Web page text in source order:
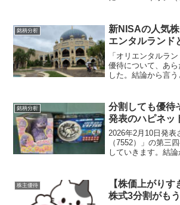
施。そのときの株価
ら基本的には上...
銘柄分析
新NISAの人気
エンタルランド
「オリエンタルラ
優待について、あ
した。結論から言
です。新NISAがス
には5000...
銘柄分析
分割しても優待
発表のハピネッ
2026年2月10日発表
（7552）」の第三
していきます。結
モード2026年3月
益。しか...
株主優待
【株価上がり
株式3分割がも